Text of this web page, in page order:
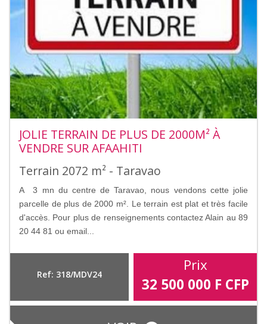
JOLIE TERRAIN DE PLUS DE 2000M² À
VENDRE SUR AFAAHITI
Terrain 2072 m² - Taravao
A 3 mn du centre de Taravao, nous vendons cette jolie
parcelle de plus de 2000 m². Le terrain est plat et très facile
d'accès. Pour plus de renseignements contactez Alain au 89
20 44 81 ou email...
Ref: 318/MDV24
Prix
32 500 000 F CFP